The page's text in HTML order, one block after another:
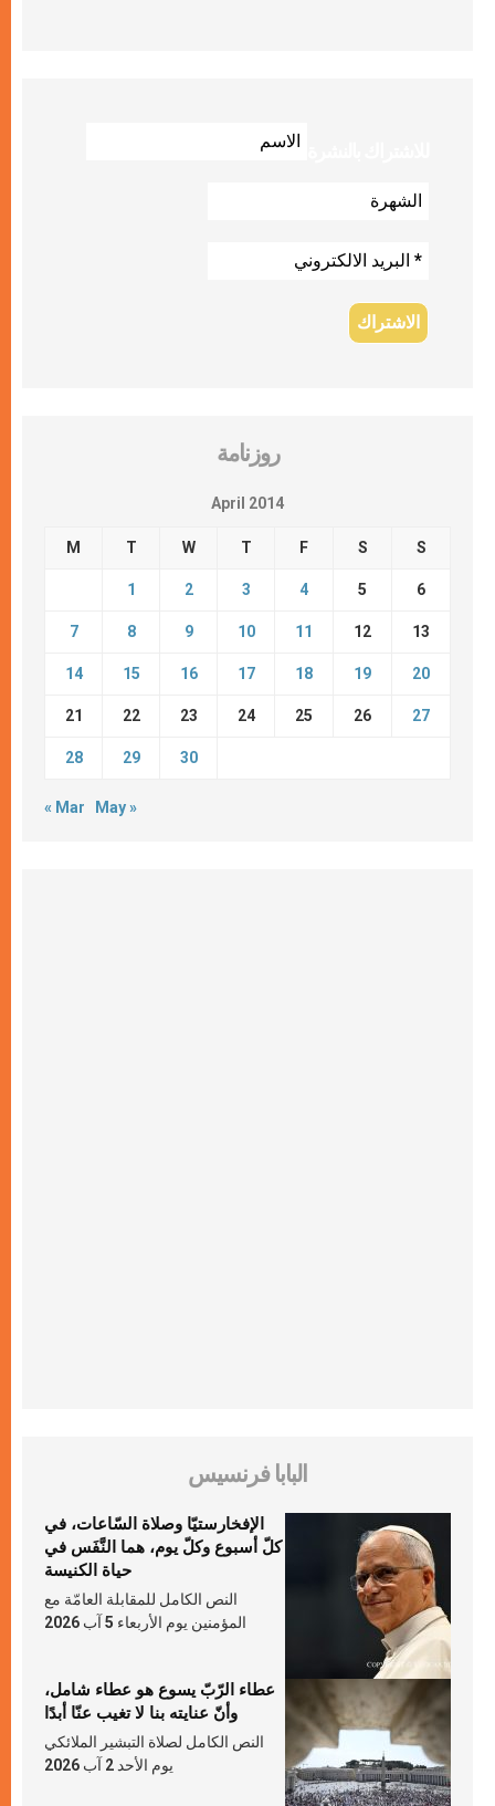
روزنامة
April 2014
M T W T F S S
1 2 3 4 5 6
7 8 9 10 11 12 13
14 15 16 17 18 19 20
21 22 23 24 25 26 27
28 29 30
« Mar May »
البابا فرنسيس
الإفخارستيّا وصلاة السّاعات، في
كلّ أسبوع وكلّ يوم، هما النَّفَس في
حياة الكنيسة
النص الكامل للمقابلة العامّة مع
المؤمنين يوم الأربعاء 5 آب 2026
عطاء الرّبّ يسوع هو عطاء شامل،
وأنّ عنايته بنا لا تغيب عنّا أبدًا
النص الكامل لصلاة التبشير الملائكي
يوم الأحد 2 آب 2026